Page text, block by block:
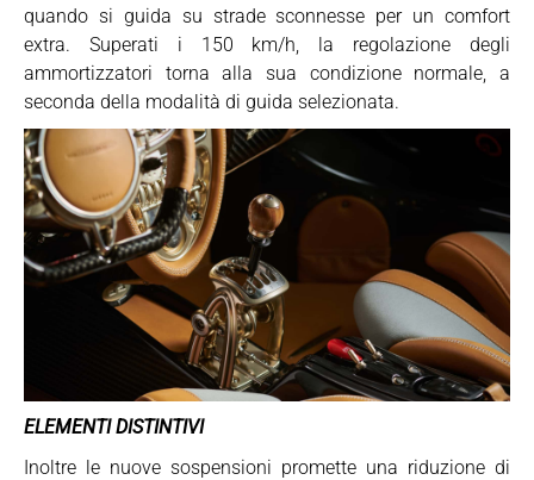
quando si guida su strade sconnesse per un comfort
extra. Superati i 150 km/h, la regolazione degli
ammortizzatori torna alla sua condizione normale, a
seconda della modalità di guida selezionata.
ELEMENTI DISTINTIVI
Inoltre le nuove sospensioni promette una riduzione di